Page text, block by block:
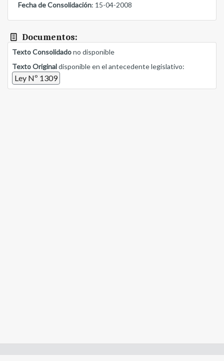
Fecha de Consolidación: 15-04-2008
Documentos:
Texto Consolidadono disponible
Texto Originaldisponible en el antecedente legislativo:
Ley Nº 1309